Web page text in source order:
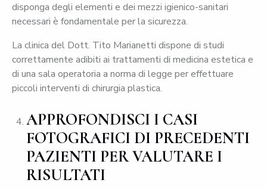
disponga degli elementi e dei mezzi igienico-sanitari
necessari è fondamentale per la sicurezza.
La clinica del Dott. Tito Marianetti dispone di studi
correttamente adibiti ai trattamenti di medicina estetica e
di una sala operatoria a norma di legge per effettuare
piccoli interventi di chirurgia plastica.
APPROFONDISCI I CASI
FOTOGRAFICI DI PRECEDENTI
PAZIENTI PER VALUTARE I
RISULTATI